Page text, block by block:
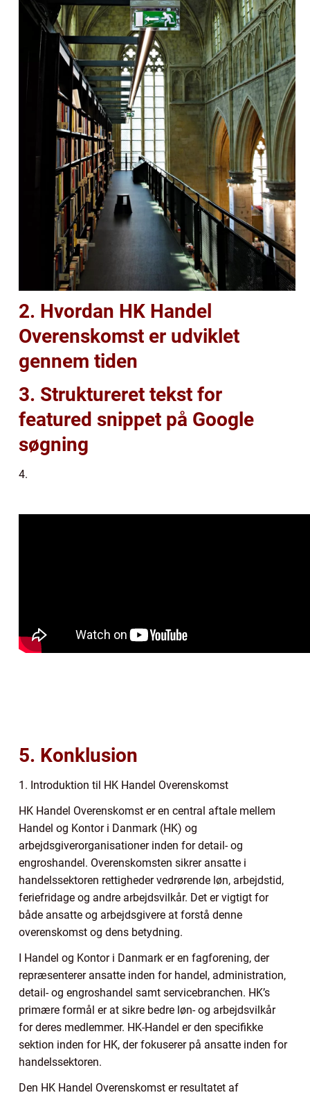
2. Hvordan HK Handel
Overenskomst er udviklet
gennem tiden
3. Struktureret tekst for
featured snippet på Google
søgning
4.
5. Konklusion
1. Introduktion til HK Handel Overenskomst
HK Handel Overenskomst er en central aftale mellem
Handel og Kontor i Danmark (HK) og
arbejdsgiverorganisationer inden for detail- og
engroshandel. Overenskomsten sikrer ansatte i
handelssektoren rettigheder vedrørende løn, arbejdstid,
feriefridage og andre arbejdsvilkår. Det er vigtigt for
både ansatte og arbejdsgivere at forstå denne
overenskomst og dens betydning.
I Handel og Kontor i Danmark er en fagforening, der
repræsenterer ansatte inden for handel, administration,
detail- og engroshandel samt servicebranchen. HK’s
primære formål er at sikre bedre løn- og arbejdsvilkår
for deres medlemmer. HK-Handel er den specifikke
sektion inden for HK, der fokuserer på ansatte inden for
handelssektoren.
Den HK Handel Overenskomst er resultatet af